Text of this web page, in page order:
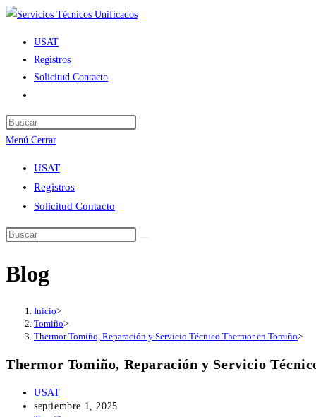
Ir
contenido
USAT
Registros
Solicitud Contacto
de
la
web
Menú Cerrar
USAT
Registros
Solicitud Contacto
Blog
Inicio>
Tomiño>
Thermor Tomiño, Reparación y Servicio Técnico Thermor en Tomiño>
Thermor Tomiño, Reparación y Servicio
Autor
de
USAT
Publicación
septiembre 1, 2025